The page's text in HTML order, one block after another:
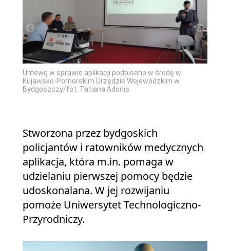
Umowę w sprawie aplikacji podpisano w środę w
Kujawsko-Pomorskim Urzędzie Wojewódzkim w
Bydgoszczy/fot. Tatiana Adonis
Stworzona przez bydgoskich
policjantów i ratowników medycznych
aplikacja, która m.in. pomaga w
udzielaniu pierwszej pomocy będzie
udoskonalana. W jej rozwijaniu
pomoże Uniwersytet Technologiczno-
Przyrodniczy.